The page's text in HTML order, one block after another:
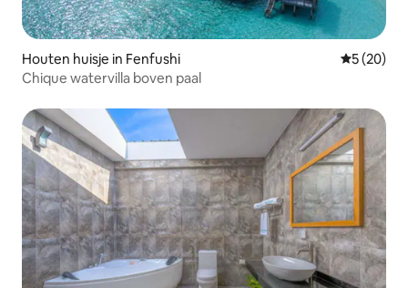
Houten huisje in Fenfushi
5 (20)
Chique watervilla boven paal